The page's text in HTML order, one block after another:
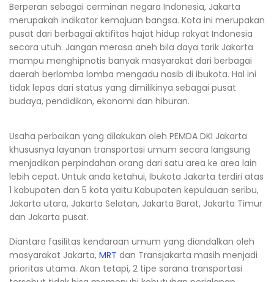
Berperan sebagai cerminan negara Indonesia, Jakarta
merupakah indikator kemajuan bangsa. Kota ini merupakan
pusat dari berbagai aktifitas hajat hidup rakyat Indonesia
secara utuh. Jangan merasa aneh bila daya tarik Jakarta
mampu menghipnotis banyak masyarakat dari berbagai
daerah berlomba lomba mengadu nasib di ibukota. Hal ini
tidak lepas dari status yang dimilikinya sebagai pusat
budaya, pendidikan, ekonomi dan hiburan.
Usaha perbaikan yang dilakukan oleh PEMDA DKI Jakarta
khususnya layanan transportasi umum secara langsung
menjadikan perpindahan orang dari satu area ke area lain
lebih cepat. Untuk anda ketahui, Ibukota Jakarta terdiri atas
1 kabupaten dan 5 kota yaitu Kabupaten kepulauan seribu,
Jakarta utara, Jakarta Selatan, Jakarta Barat, Jakarta Timur
dan Jakarta pusat.
Diantara fasilitas kendaraan umum yang diandalkan oleh
masyarakat Jakarta, MRT dan Transjakarta masih menjadi
prioritas utama. Akan tetapi, 2 tipe sarana transportasi